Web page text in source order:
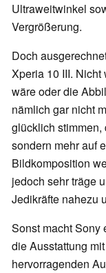
Ultraweitwinkel
Vergrößerung.
Doch
Xperia 10 III.
wäre oder die
nämlich gar nicht
glücklich stimmen,
sondern mehr auf
Bildkomposition
jedoch sehr träge
Jedikräfte nahezu
Sonst macht Sony
die Ausstattung
hervorragenden